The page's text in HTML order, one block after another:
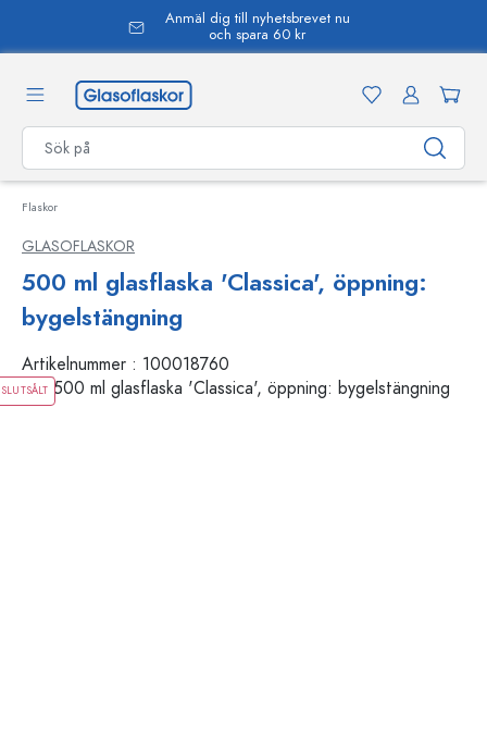
Anmäl dig till nyhetsbrevet nu
och spara 60 kr
Flaskor
GLASOFLASKOR
500 ml glasflaska 'Classica', öppning:
bygelstängning
Artikelnummer : 100018760
SLUTSÅLT